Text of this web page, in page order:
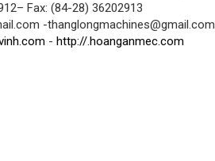
Fax: (84-28) 36202913
-thanglongmachines@gmail.com
- http://.hoanganmec.com